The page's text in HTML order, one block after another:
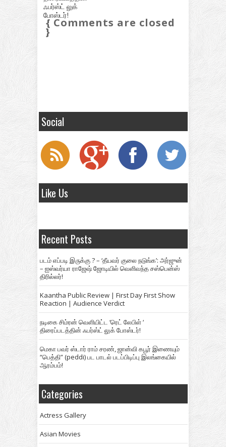
ஃபர்ஸ்ட் லுக்
போஸ்டர்!
{ Comments are closed
}
Social
Like Us
Recent Posts
படம் எப்படி இருக்கு ? – ‘தீயவர் குலை நடுங்க’: அர்ஜுன்
– ஐஸ்வர்யா ராஜேஷ் ஜோடியில் வெளிவந்த சஸ்பென்ஸ்
திரில்லர்!
Kaantha Public Review | First Day First Show
Reaction | Audience Verdict
நடிகை சிம்ரன் வெளியிட்ட ‘ரெட் லேபிள் ‘
திரைப்படத்தின் ஃபர்ஸ்ட் லுக் போஸ்டர்!
மெகா பவர் ஸ்டார் ராம் சரண், ஜான்வி கபூர் இணையும்
“பெத்தி” (peddi) பட பாடல் படப்பிடிப்பு இலங்கையில்
ஆரம்பம்!
Categories
Actress Gallery
Asian Movies